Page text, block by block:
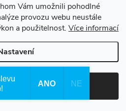
Vám umožnili pohodlné
provozu webu neustále
a použitelnost. Více informací
Doprava a platba Tříletá záruka
Shoptet
. Všechna práva vyhrazena.
ANO NE